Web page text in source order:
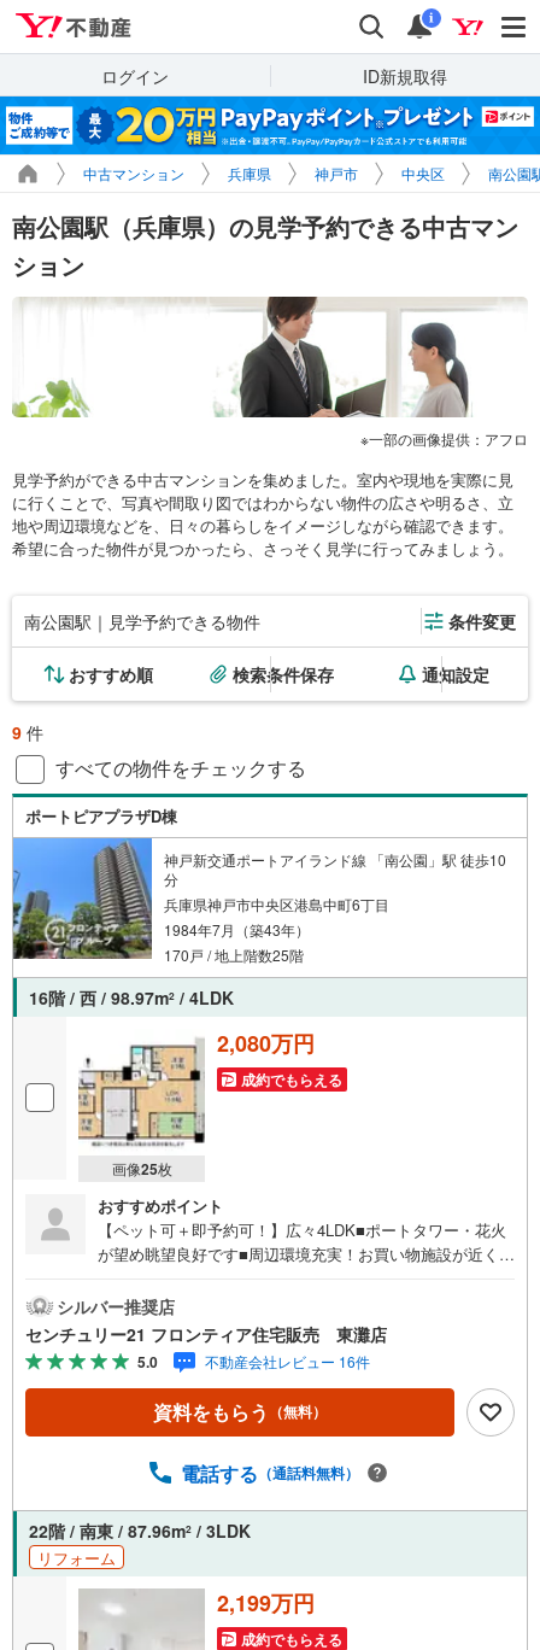
検索 通知
i
ログイン ID新規取得
中古マンション 兵庫県 神戸市 中央区 南公園
南公園駅（兵庫県）の見学予約できる中古マン
ション
一部の画像提供：アフロ
見学予約ができる中古マンションを集めました。室内や現地を実際に見
に行くことで、写真や間取り図ではわからない物件の広さや明るさ、立
地や周辺環境などを、日々の暮らしをイメージしながら確認できます。
希望に合った物件が見つかったら、さっそく見学に行ってみましょう。
南公園駅｜見学予約できる物件 条件変更
おすすめ順 検索条件保存 通知設定
9 件
すべての物件をチェックする
ポートピアプラザD棟
神戸新交通ポートアイランド線 「南公園」駅 徒歩10
分
兵庫県神戸市中央区港島中町6丁目
1984年7月（築43年）
170戸 / 地上階数25階
16階 / 西 / 98.97m2 / 4LDK
画像25枚
2,080万円
成約でもらえる
おすすめポイント
【ペット可＋即予約可！】広々4LDK■ポートタワー・花火
が望め眺望良好です■周辺環境充実！お買い物施設が近く生
ます 特徴・広々98.97m2！和室もあり部屋数豊富・安心安
全なオール電化、お掃除もスムーズにできます・ポートア
イランド線、2駅徒歩圏内にあり通勤通学に便利・明るい日
差しが差し込むサンルーム付き 立地・義務教育学校港島学
園小学校まで徒歩約4分・義務教育学校港島学園中学校まで
徒歩約9分 弊社が選ばれる理由 1.お金の扱い方のプロ、フ
替えなどにも対応できる売却専門チームあり！3.たくさん
が可能！4.物件のお引渡し後に必要になったお家のリフォ
ームも弊社のリフォームプランナーがご提案！5.定期的に
ご連絡を繋ぎ、有事の際に迅速にサポートいたします弊社
は専門家同士が連携をとっているため、より多くの知見が
ございます。お気軽にお問合せください！
シルバー推奨店
センチュリー21 フロンティア住宅販売 東灘店
5.0 不動産会社レビュー 16件
資料をもらう （無料）
電話する （通話料無料）
22階 / 南東 / 87.96m2 / 3LDK
リフォーム
2,199万円
成約でもらえる